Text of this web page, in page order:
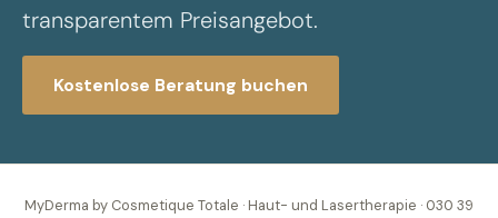
transparentem Preisangebot.
Kostenlose Beratung buchen
MyDerma by Cosmetique Totale · Haut- und Lasertherapie · 030 39